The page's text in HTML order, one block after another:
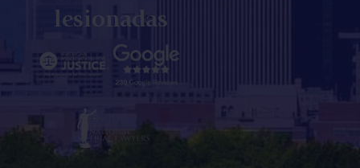
lesionadas